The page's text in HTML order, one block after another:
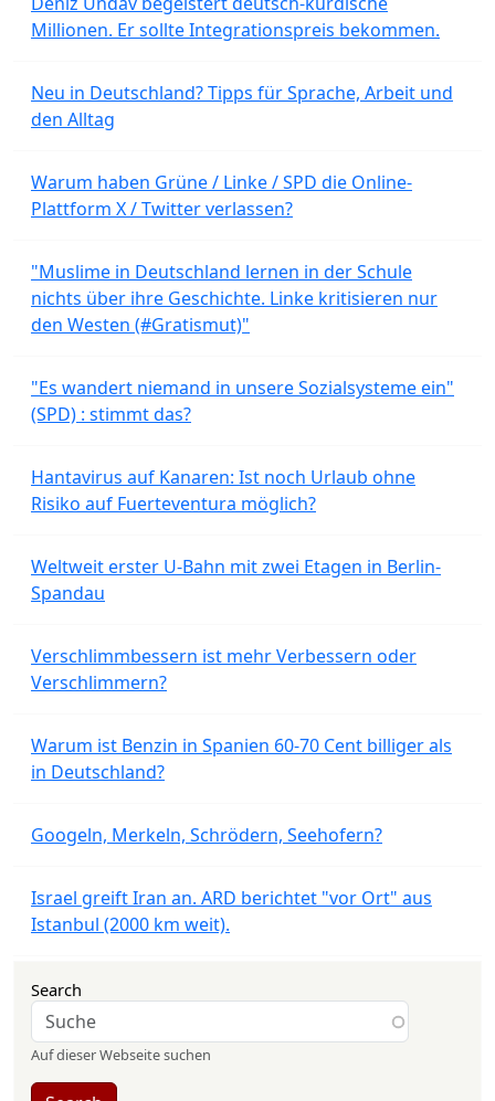
Millionen. Er sollte Integrationspreis bekommen.
Neu in Deutschland? Tipps für Sprache, Arbeit und
den Alltag
Warum haben Grüne / Linke / SPD die Online-
Plattform X / Twitter verlassen?
"Muslime in Deutschland lernen in der Schule
nichts über ihre Geschichte. Linke kritisieren nur
den Westen (#Gratismut)"
"Es wandert niemand in unsere Sozialsysteme ein"
(SPD) : stimmt das?
Hantavirus auf Kanaren: Ist noch Urlaub ohne
Risiko auf Fuerteventura möglich?
Weltweit erster U-Bahn mit zwei Etagen in Berlin-
Spandau
Verschlimmbessern ist mehr Verbessern oder
Verschlimmern?
Warum ist Benzin in Spanien 60-70 Cent billiger als
in Deutschland?
Googeln, Merkeln, Schrödern, Seehofern?
Israel greift Iran an. ARD berichtet "vor Ort" aus
Istanbul (2000 km weit).
Search
Auf dieser Webseite suchen